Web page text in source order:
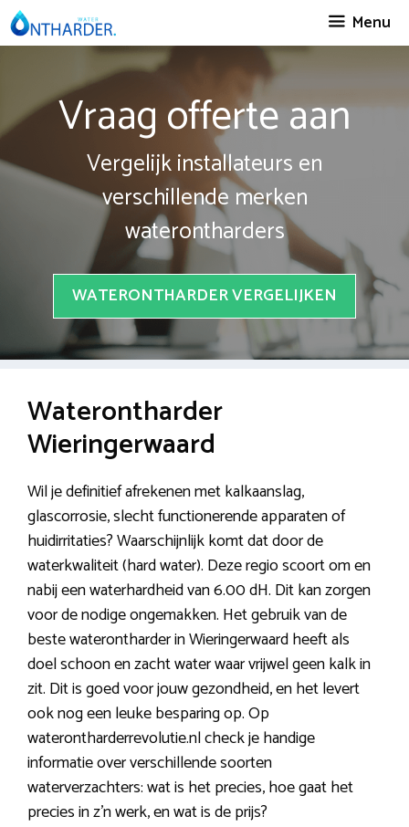
Spring
naar
Menu
Vraag offerte aan
Vergelijk installateurs en
verschillende merken
waterontharders
WATERONTHARDER VERGELIJKEN
Waterontharder
Wieringerwaard
Wil je definitief afrekenen met kalkaanslag,
glascorrosie, slecht functionerende apparaten of
huidirritaties? Waarschijnlijk komt dat door de
waterkwaliteit (hard water). Deze regio scoort om en
nabij een waterhardheid van 6.00 dH. Dit kan zorgen
voor de nodige ongemakken. Het gebruik van de
beste waterontharder in Wieringerwaard heeft als
doel schoon en zacht water waar vrijwel geen kalk in
zit. Dit is goed voor jouw gezondheid, en het levert
ook nog een leuke besparing op. Op
waterontharderrevolutie.nl check je handige
informatie over verschillende soorten
waterverzachters: wat is het precies, hoe gaat het
precies in z’n werk, en wat is de prijs?